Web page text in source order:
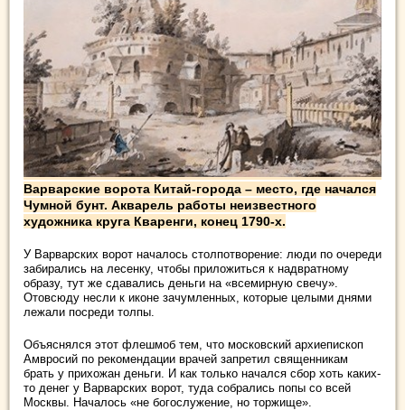
Варварские ворота Китай-города – место, где начался
Чумной бунт. Акварель работы неизвестного
художника круга Кваренги, конец 1790-х.
У Варварских ворот началось столпотворение: люди по очереди
забирались на лесенку, чтобы приложиться к надвратному
образу, тут же сдавались деньги на «всемирную свечу».
Отовсюду несли к иконе зачумленных, которые целыми днями
лежали посреди толпы.
Объяснялся этот флешмоб тем, что московский архиепископ
Амвросий по рекомендации врачей запретил священникам
брать у прихожан деньги. И как только начался сбор хоть каких-
то денег у Варварских ворот, туда собрались попы со всей
Москвы. Началось «не богослужение, но торжище».